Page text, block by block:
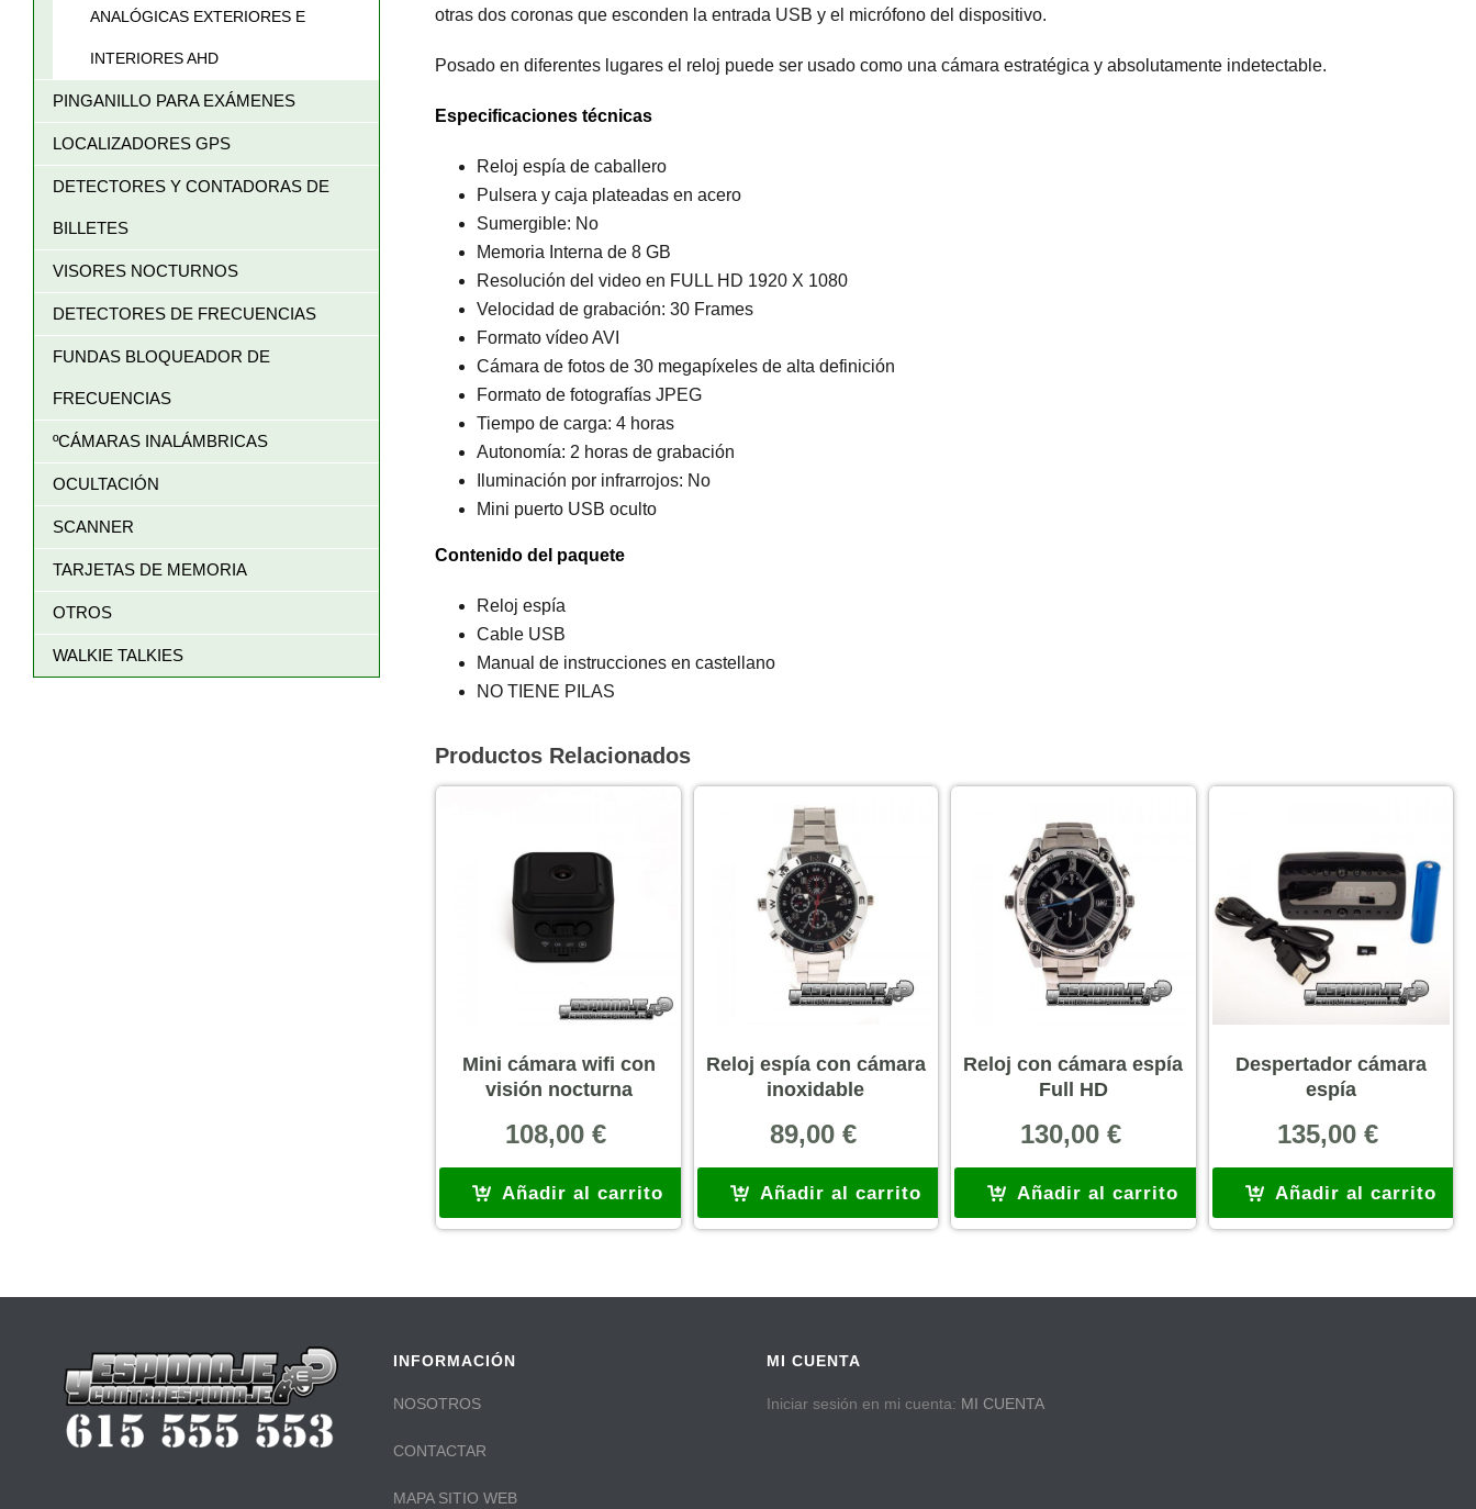
otras dos coronas que esconden la entrada USB y el micrófono del dispositivo.
Posado en diferentes lugares el reloj puede ser usado como una cámara estratégica y absolutamente indetectable.
Especificaciones técnicas
Reloj espía de caballero
Pulsera y caja plateadas en acero
Sumergible: No
Memoria Interna de 8 GB
Resolución del video en FULL HD 1920 X 1080
Velocidad de grabación: 30 Frames
Formato vídeo AVI
Cámara de fotos de 30 megapíxeles de alta definición
Formato de fotografías JPEG
Tiempo de carga: 4 horas
Autonomía: 2 horas de grabación
Iluminación por infrarrojos: No
Mini puerto USB oculto
Contenido del paquete
Reloj espía
Cable USB
Manual de instrucciones en castellano
NO TIENE PILAS
Productos Relacionados
Mini cámara wifi con
visión nocturna
108,00€
Añadir al carrito
Reloj espía con cámara
inoxidable
89,00 €
Añadir al carrito
Reloj con cámara espía
Full HD
130,00 €
Añadir al carrito
Despertador cámara
espía
135,00€
Añadir al carrito
ANALÓGICAS EXTERIORES E
INTERIORES AHD
PINGANILLO PARA EXÁMENES
LOCALIZADORES GPS
DETECTORES Y CONTADORAS DE
BILLETES
VISORES NOCTURNOS
DETECTORES DE FRECUENCIAS
FUNDAS BLOQUEADOR DE
FRECUENCIAS
ºCÁMARAS INALÁMBRICAS
OCULTACIÓN
SCANNER
TARJETAS DE MEMORIA
OTROS
WALKIE TALKIES
INFORMACIÓN
NOSOTROS
CONTACTAR
MAPA SITIO WEB
MI CUENTA
Iniciar sesión en mi cuenta: MI CUENTA